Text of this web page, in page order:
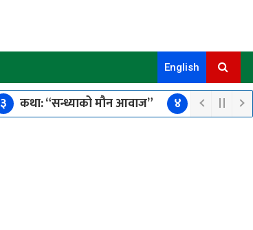
English
३ कथा: “सन्ध्याको मौन आवाज” ४
छोरीको